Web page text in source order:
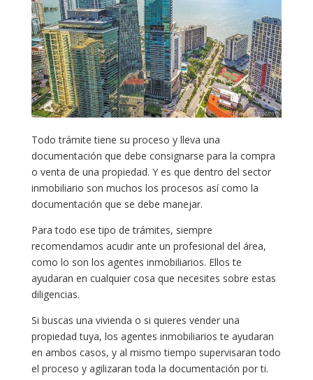
Todo trámite tiene su proceso y lleva una
documentación que debe consignarse para la compra
o venta de una propiedad. Y es que dentro del sector
inmobiliario son muchos los procesos así como la
documentación que se debe manejar.
Para todo ese tipo de trámites, siempre
recomendamos acudir ante un profesional del área,
como lo son los agentes inmobiliarios. Ellos te
ayudaran en cualquier cosa que necesites sobre estas
diligencias.
Si buscas una vivienda o si quieres vender una
propiedad tuya, los agentes inmobiliarios te ayudaran
en ambos casos, y al mismo tiempo supervisaran todo
el proceso y agilizaran toda la documentación por ti.